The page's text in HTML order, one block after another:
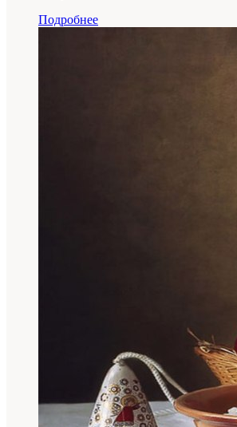
Подробнее